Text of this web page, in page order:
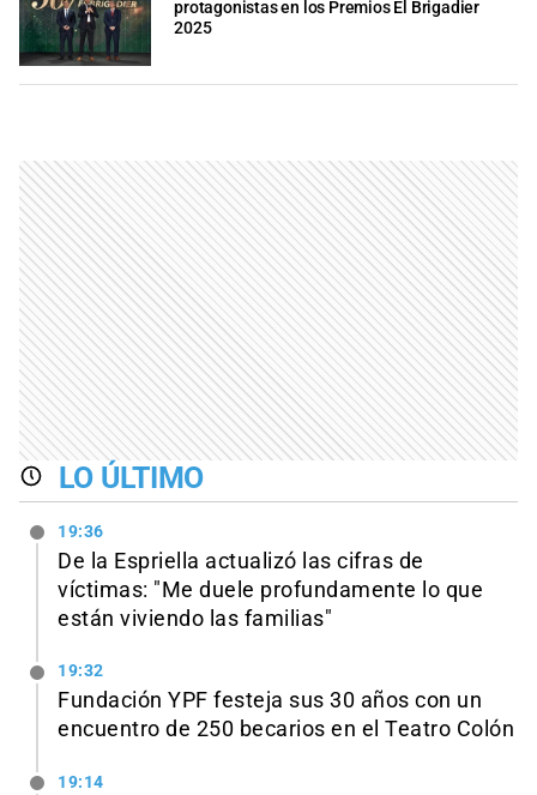
protagonistas en los Premios El Brigadier
2025
LO ÚLTIMO
19:36
De la Espriella actualizó las cifras de
víctimas: "Me duele profundamente lo que
están viviendo las familias"
19:32
Fundación YPF festeja sus 30 años con un
encuentro de 250 becarios en el Teatro Colón
19:14